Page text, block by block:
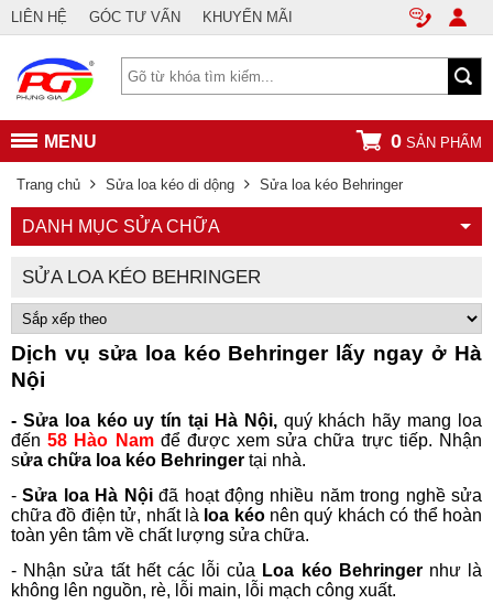
LIÊN HỆ GÓC TƯ VẤN KHUYẾN MÃI
MENU 0 SẢN PHẨM
Trang chủ Sửa loa kéo di dộng Sửa loa kéo Behringer
DANH MỤC SỬA CHỮA
SỬA LOA KÉO BEHRINGER
Dịch vụ sửa loa kéo Behringer lấy ngay ở Hà
Nội
- Sửa loa kéo uy tín tại Hà Nội, quý khách hãy mang loa
đến58 Hào Namđể được xem sửa chữa trực tiếp. Nhận
sửa chữa loa kéo Behringer tại nhà.
-Sửa loa Hà Nộiđã hoạt động nhiều năm trong nghề sửa
chữa đồ điện tử, nhất là loa kéonên quý khách có thể hoàn
toàn yên tâm về chất lượng sửa chữa.
- Nhận sửa tất hết các lỗi của Loa kéo Behringernhư là
không lên nguồn, rè, lỗi main, lỗi mạch công xuất.